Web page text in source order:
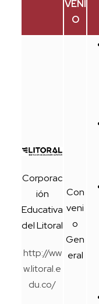
VENI
O
Corporac
ión
Educativa
del Litoral
http://ww
w.litoral.e
du.co/
Con
veni
o
Gen
eral